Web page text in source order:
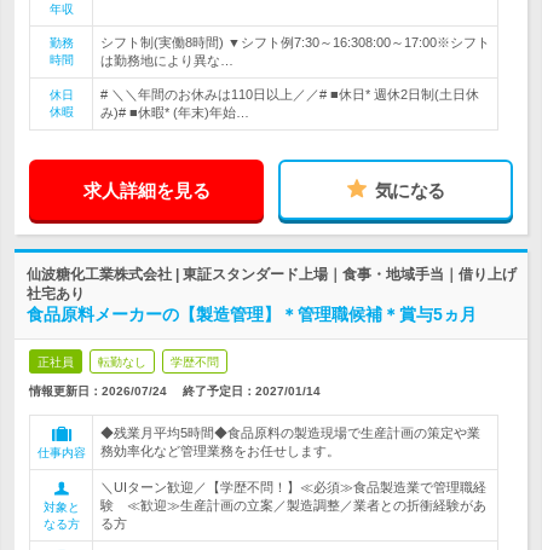
年収
勤務
時間
シフト制(実働8時間) ▼シフト例7:30～16:308:00～17:00※シフト
は勤務地により異な…
休日
休暇
# ＼＼年間のお休みは110日以上／／# ■休日* 週休2日制(土日休
み)# ■休暇* (年末)年始…
求人詳細を見る 気になる
仙波糖化工業株式会社 | 東証スタンダード上場｜食事・地域手当｜借り上げ
社宅あり
食品原料メーカーの【製造管理】＊管理職候補＊賞与5ヵ月
正社員 転勤なし 学歴不問
情報更新日：2026/07/24 終了予定日： 2027/01/14
仕事内容
◆残業月平均5時間◆食品原料の製造現場で生産計画の策定や業
務効率化など管理業務をお任せします。
対象と
なる方
＼UIターン歓迎／【学歴不問！】≪必須≫食品製造業で管理職経
験 ≪歓迎≫生産計画の立案／製造調整／業者との折衝経験があ
る方